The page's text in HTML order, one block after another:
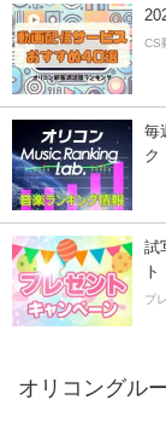
CS
毎
ク
試
ト
プ
オリコングル